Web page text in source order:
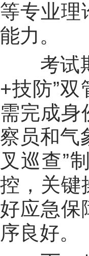
等专业理
能力。
考试
+技防”双
需完成身
察员和气
叉巡查”
控，关键
好应急保
序良好。